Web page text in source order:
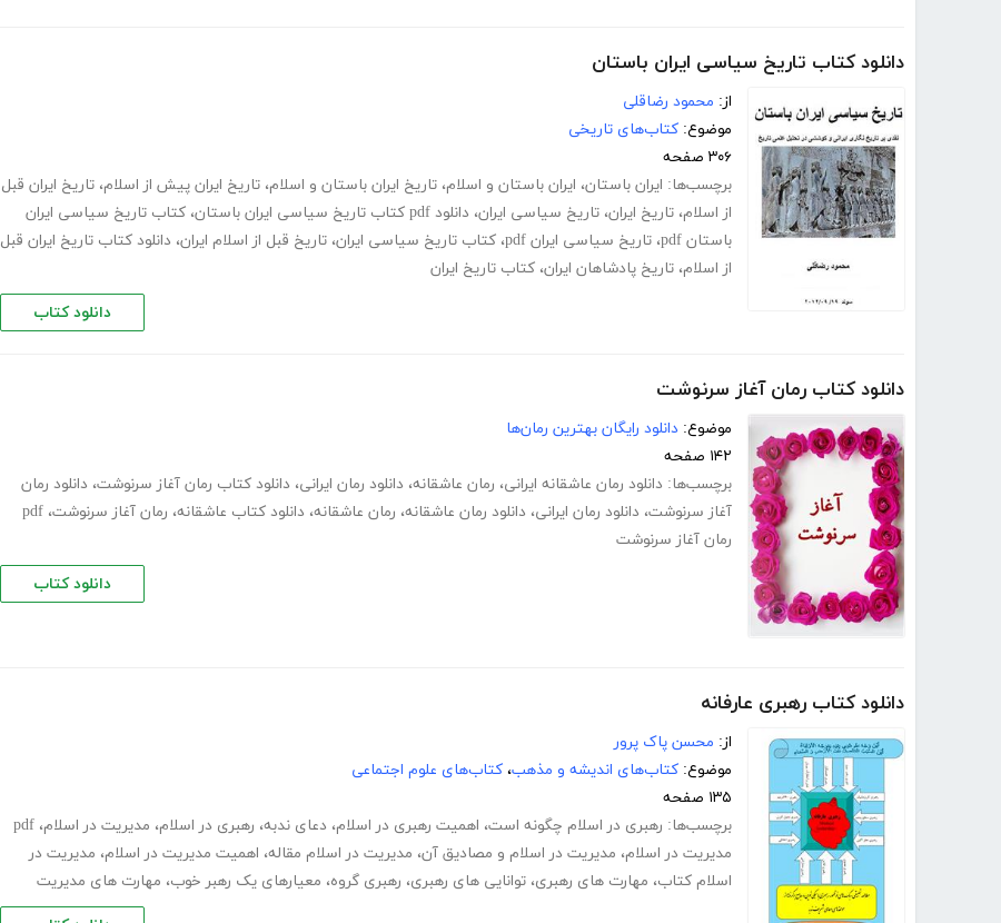
دانلود کتاب تاریخ سیاسی ایران باستان
از: محمود رضاقلی
موضوع: کتاب‌های تاریخی
۳۰۶ صفحه
برچسب‌ها: ایران باستان، ایران باستان و اسلام، تاریخ ایران باستان و اسلام، تاریخ ایران پیش از اسلام، تاریخ ایران قبل
از اسلام، تاریخ ایران، تاریخ سیاسی ایران، دانلود pdf کتاب تاریخ سیاسی ایران باستان ، کتاب تاریخ سیاسی ایران
باستان pdf
، تاریخ سیاسی ایران pdf ، کتاب تاریخ سیاسی ایران، تاریخ قبل از اسلام ایران، دانلود کتاب تاریخ ایران قبل
از اسلام، تاریخ پادشاهان ایران، کتاب تاریخ ایران
دانلود کتاب
دانلود کتاب رمان آغاز سرنوشت
موضوع: دانلود رایگان بهترین رمان‌ها
۱۴۲ صفحه
برچسب‌ها: دانلود رمان عاشقانه ایرانی، رمان عاشقانه، دانلود رمان ایرانی، دانلود کتاب رمان آغاز سرنوشت، دانلود رمان
آغاز سرنوشت، دانلود رمان ایرانی، دانلود رمان عاشقانه، رمان عاشقانه، دانلود کتاب عاشقانه، رمان آغاز سرنوشت، pdf
رمان آغاز سرنوشت
دانلود کتاب
دانلود کتاب رهبری عارفانه
از: محسن پاک پرور
موضوع: کتاب‌های اندیشه و مذهب، کتاب‌های علوم اجتماعی
۱۳۵ صفحه
برچسب‌ها: رهبری در اسلام چگونه است، اهمیت رهبری در اسلام، دعای ندبه، رهبری در اسلام، مدیریت در اسلام، pdf
مدیریت در اسلام، مدیریت در اسلام و مصادیق آن، مدیریت در اسلام مقاله، اهمیت مدیریت در اسلام، مدیریت در
اسلام کتاب، مهارت های رهبری، توانایی های رهبری، رهبری گروه، معیارهای یک رهبر خوب، مهارت های مدیریت